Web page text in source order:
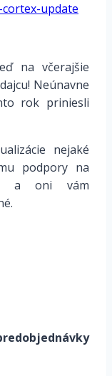
update
na včerajšie
Neúnavne
rok priniesli
nejaké
podpory na
a oni vám